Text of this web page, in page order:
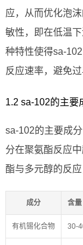
应，从而优化泡
敏性，即在低温
种特性使得sa-
反应速率，避免
1.2 sa-102的主要
sa-102的主要成
分在聚氨酯反应
酯与多元醇的反
成分 含量
有机锡化合物 30-